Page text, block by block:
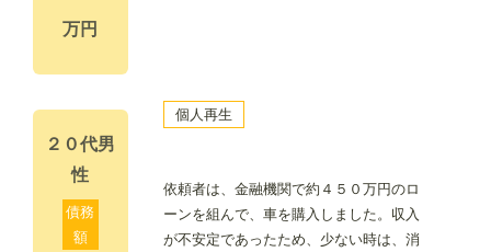
万円
２０代男
性
債務
額
個人再生
依頼者は、金融機関で約４５０万円のロ
ーンを組んで、車を購入しました。収入
が不安定であったため、少ない時は、消